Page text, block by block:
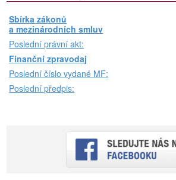
Sbírka zákonů
a mezinárodních smluv
Poslední právní akt:
Finanční zpravodaj
Poslední číslo vydané MF:
Poslední předpis: